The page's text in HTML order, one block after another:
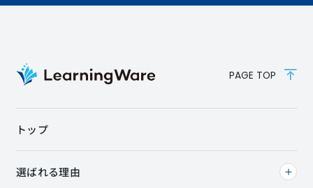
PAGE TOP
トップ
選ばれる理由